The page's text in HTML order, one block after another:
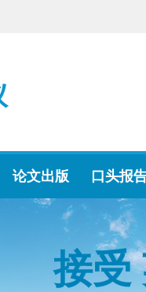
论文出版 口头报
接受